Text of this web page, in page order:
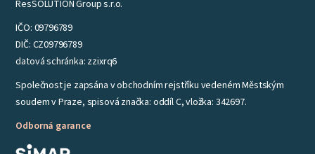
ResSOLUTION Group s.r.o.
IČO: 09796789
DIČ: CZ09796789
datová schránka: zzixrq6
Společnost je zapsána v obchodním rejstříku vedeném Městským
soudem v Praze, spisová značka: oddíl C, vložka: 342697.
Odborná garance